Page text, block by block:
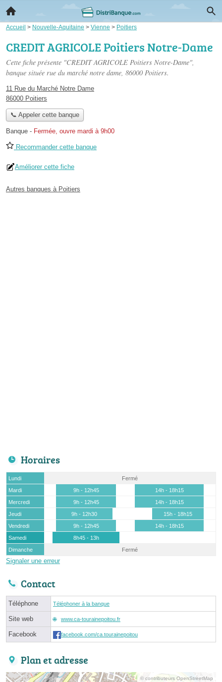
Accueil > Nouvelle-Aquitaine > Vienne > Poitiers
CREDIT AGRICOLE Poitiers Notre-Dame
Cette fiche présente "CREDIT AGRICOLE Poitiers Notre-Dame",
banque située rue du marché notre dame, 86000 Poitiers.
11 Rue du Marché Notre Dame
86000 Poitiers
📞 Appeler cette banque
Banque - Fermée, ouvre mardi à 9h00
Recommander cette banque
Améliorer cette fiche
Autres banques à Poitiers
Horaires
Lundi
Fermé
Mardi
9h - 12h45
14h - 18h15
Mercredi
9h - 12h45
14h - 18h15
Jeudi
9h - 12h30
15h - 18h15
Vendredi
9h - 12h45
14h - 18h15
Samedi
8h45 - 13h
Dimanche
Fermé
Signaler une erreur
Contact
Téléphone Téléphoner à la banque
Site web www.ca-tourainepoitou.fr
Facebook facebook.com/ca.tourainepoitou
Plan et adresse
© contributeurs OpenStreetMap